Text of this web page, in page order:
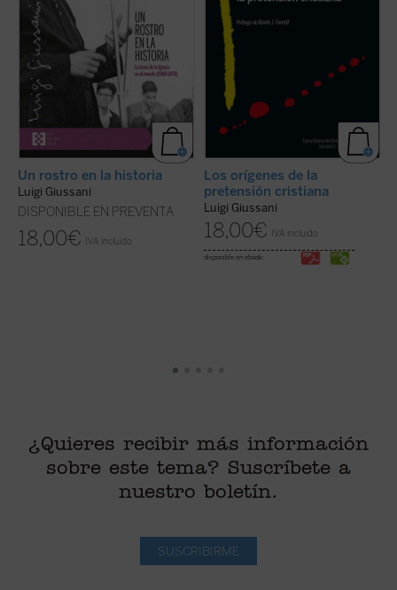
Un rostro en la historia
Luigi Giussani
DISPONIBLE EN PREVENTA
18,00€ IVA incluido
lector: ...
(ver ficha)
Los orígenes de la
pretensión cristiana
Luigi Giussani
18,00€ IVA incluido
disponible en ebook:
¿Quieres recibir más información
sobre este tema? Suscríbete a
nuestro boletín.
SUSCRIBIRME